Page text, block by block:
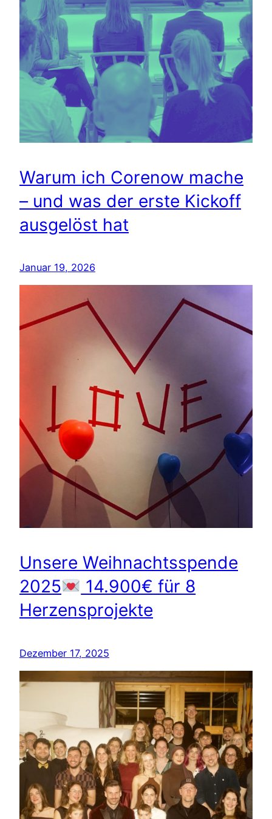
Warum ich Corenow mache
– und was der erste Kickoff
ausgelöst hat
Januar 19, 2026
Unsere Weihnachtsspende
2025
14.900€ für 8
Herzensprojekte
Dezember 17, 2025